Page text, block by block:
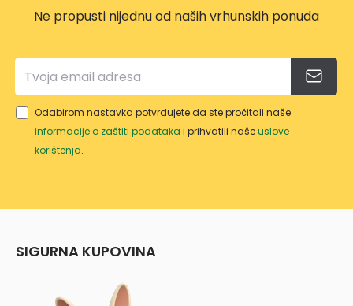
Ne propusti nijednu od naših vrhunskih ponuda
Odabirom nastavka potvrđujete da ste pročitali naše
informacije o zaštiti podataka i prihvatili našeuslove
korištenja.
SIGURNA KUPOVINA